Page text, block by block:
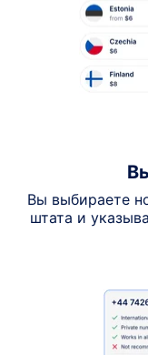
Вы выбираете
штата и